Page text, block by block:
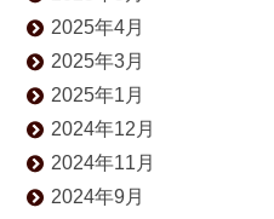
2025年4月
2025年3月
2025年1月
2024年12月
2024年11月
2024年9月